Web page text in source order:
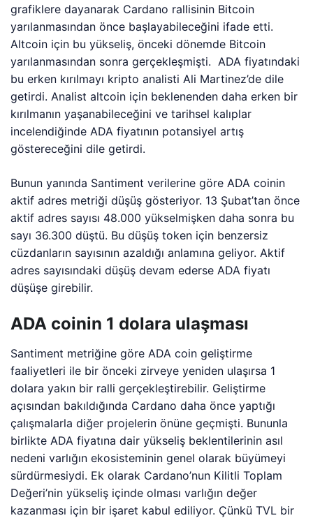
grafiklere dayanarak Cardano rallisinin Bitcoin
yarılanmasından önce başlayabileceğini ifade etti.
Altcoin için bu yükseliş, önceki dönemde Bitcoin
yarılanmasından sonra gerçekleşmişti. ADA fiyatındaki
bu erken kırılmayı kripto analisti Ali Martinez’de dile
getirdi. Analist altcoin için beklenenden daha erken bir
kırılmanın yaşanabileceğini ve tarihsel kalıplar
incelendiğinde ADA fiyatının potansiyel artış
göstereceğini dile getirdi.
Bunun yanında Santiment verilerine göre ADA coinin
aktif adres metriği düşüş gösteriyor. 13 Şubat’tan önce
aktif adres sayısı 48.000 yükselmişken daha sonra bu
sayı 36.300 düştü. Bu düşüş token için benzersiz
cüzdanların sayısının azaldığı anlamına geliyor. Aktif
adres sayısındaki düşüş devam ederse ADA fiyatı
düşüşe girebilir.
ADA coinin 1 dolara ulaşması
Santiment metriğine göre ADA coin geliştirme
faaliyetleri ile bir önceki zirveye yeniden ulaşırsa 1
dolara yakın bir ralli gerçekleştirebilir. Geliştirme
açısından bakıldığında Cardano daha önce yaptığı
çalışmalarla diğer projelerin önüne geçmişti. Bununla
birlikte ADA fiyatına dair yükseliş beklentilerinin asıl
nedeni varlığın ekosisteminin genel olarak büyümeyi
sürdürmesiydi. Ek olarak Cardano’nun Kilitli Toplam
Değeri’nin yükseliş içinde olması varlığın değer
kazanması için bir işaret kabul ediliyor. Çünkü TVL bir